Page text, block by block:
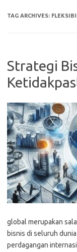
TAG ARCHIVES:
Strategi
global merupakan
bisnis di seluruh
perdagangan